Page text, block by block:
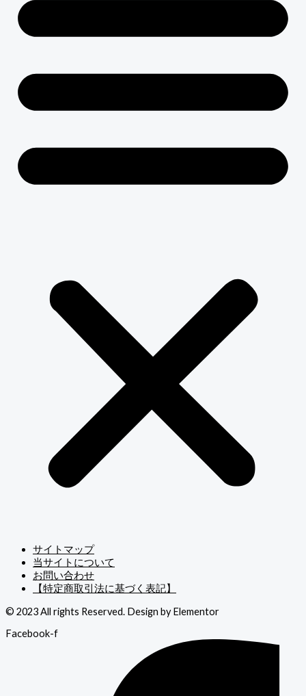
サイトマップ
当サイトについて
お問い合わせ
【特定商取引法に基づく表記】
© 2023 All rights Reserved. Design by Elementor
Facebook-f